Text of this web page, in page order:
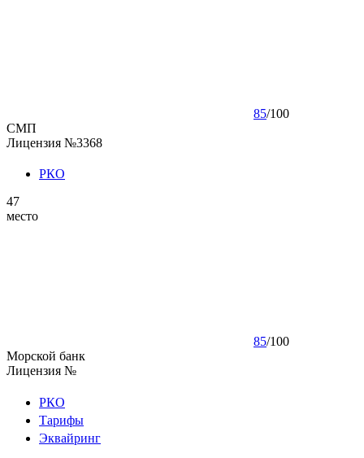
85/100
СМП
Лицензия №3368
РКО
47
место
85/100
Морской банк
Лицензия №
РКО
Тарифы
Эквайринг